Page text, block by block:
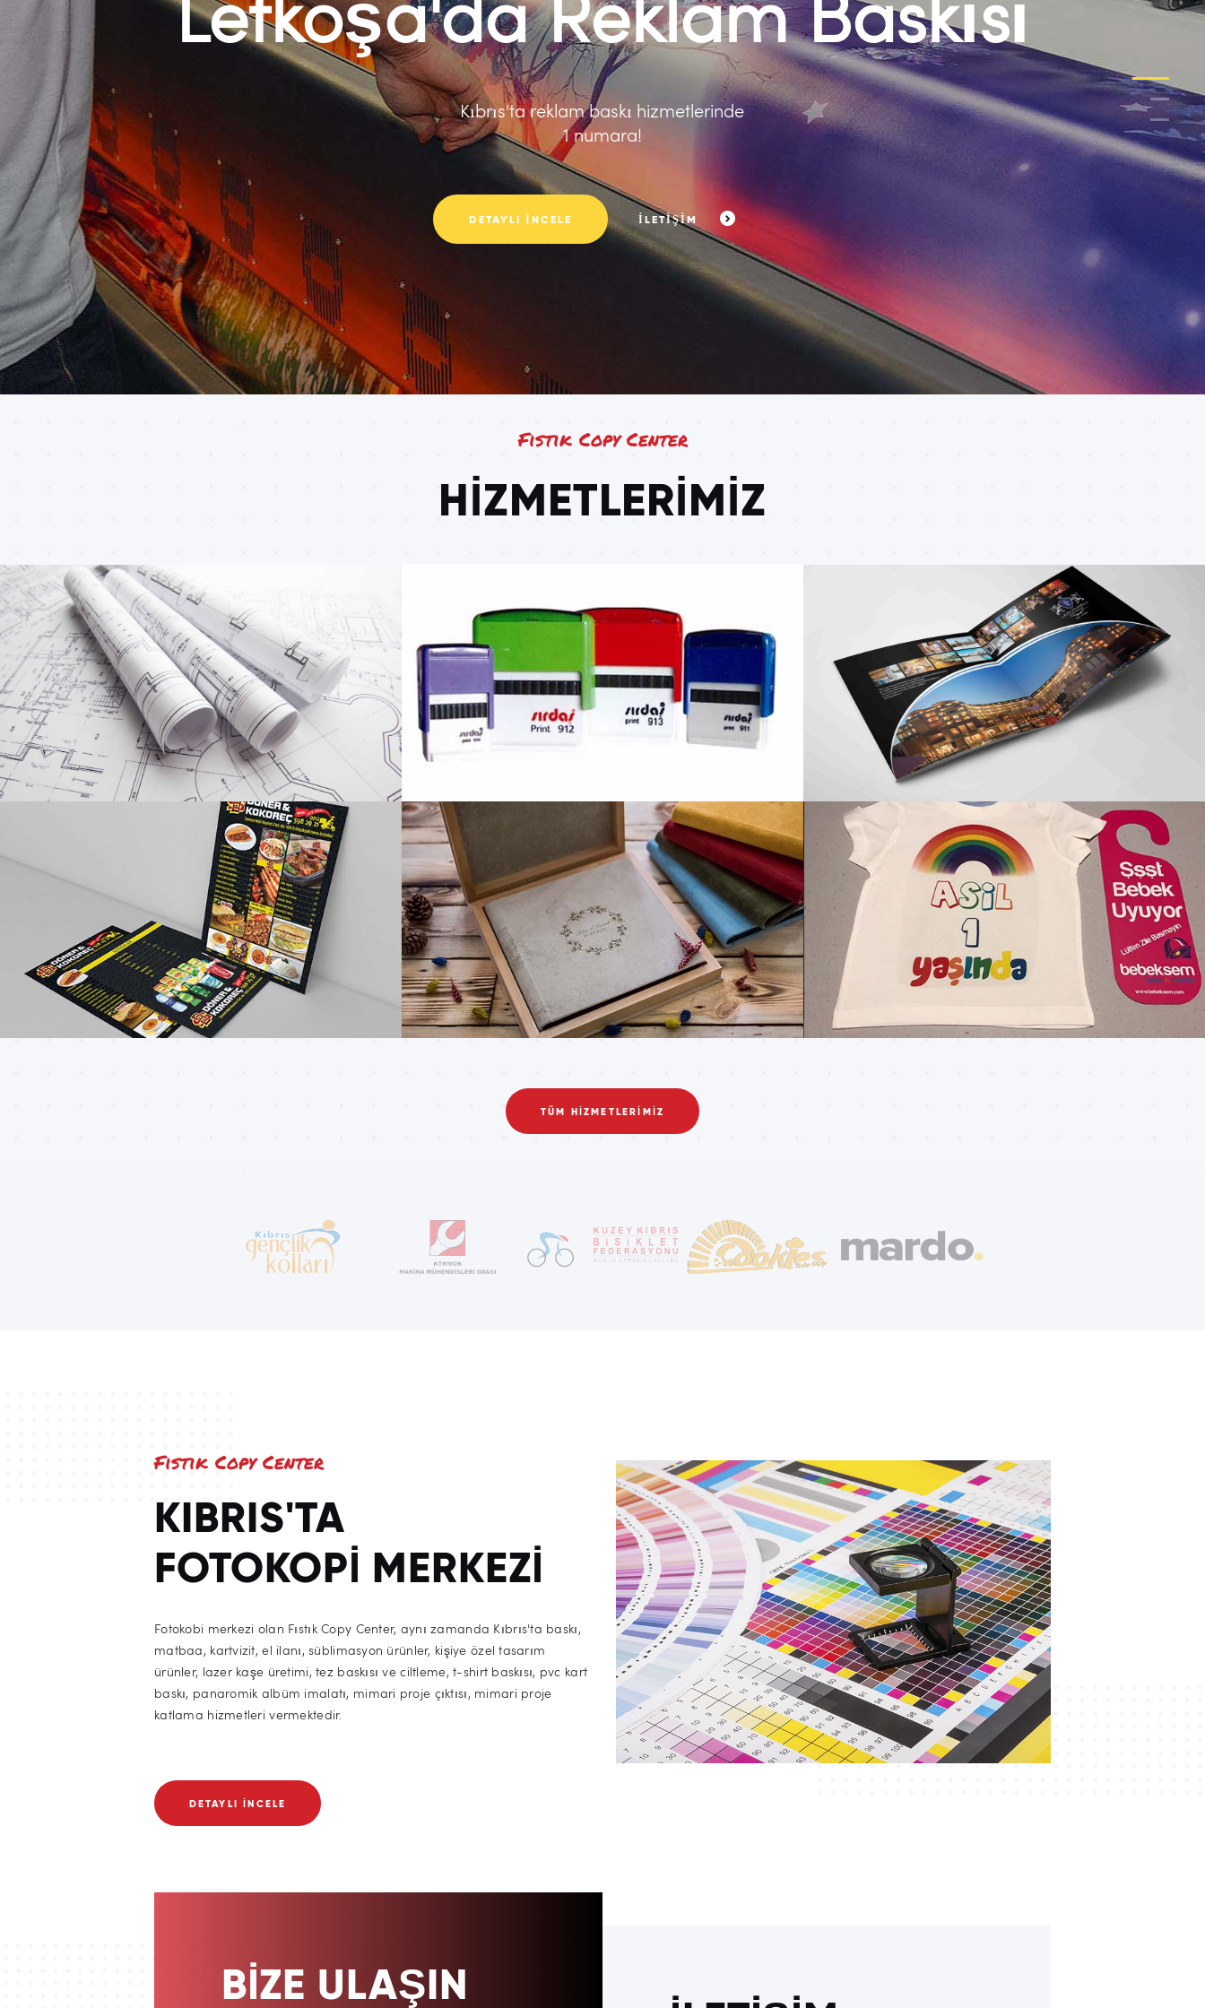
Kıbrıs'ta reklam baskı hizmetlerinde
1 numara!
DETAYLI İNCELE İLETİŞİM
Fıstık Copy Center
HİZMETLERİMİZ
TÜM HİZMETLERİMİZ
Fıstık Copy Center
KIBRIS'TA
FOTOKOPİ MERKEZİ
Fotokobi merkezi olan Fıstık Copy Center, aynı zamanda Kıbrıs'ta baskı,
matbaa, kartvizit, el ilanı, süblimasyon ürünler, kişiye özel tasarım
ürünler, lazer kaşe üretimi, tez baskısı ve ciltleme, t-shirt baskısı, pvc kart
baskı, panaromik albüm imalatı, mimari proje çıktısı, mimari proje
katlama hizmetleri vermektedir.
DETAYLI İNCELE
BİZE ULAŞIN